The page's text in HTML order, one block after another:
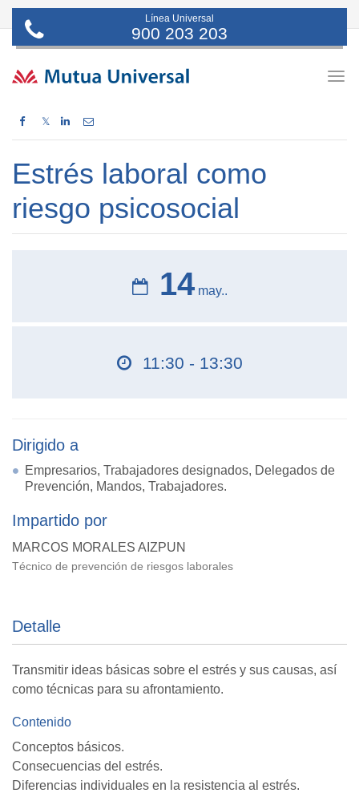
Línea Universal
900 203 203
𝕏
Estrés laboral como
riesgo psicosocial
14 may..
11:30 - 13:30
Dirigido a
Empresarios, Trabajadores designados, Delegados de
Prevención, Mandos, Trabajadores.
Impartido por
MARCOS MORALES AIZPUN
Técnico de prevención de riesgos laborales
Detalle
Transmitir ideas básicas sobre el estrés y sus causas, así
como técnicas para su afrontamiento.
Contenido
Conceptos básicos.
Consecuencias del estrés.
Diferencias individuales en la resistencia al estrés.